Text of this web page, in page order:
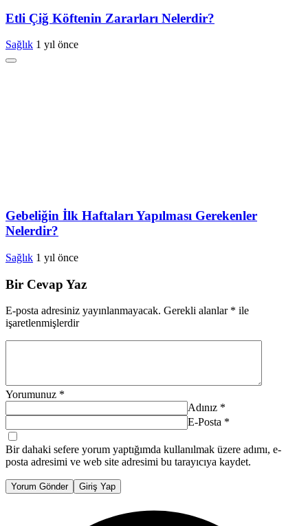
Etli Çiğ Köftenin Zararları Nelerdir?
Sağlık 1 yıl önce
Gebeliğin İlk Haftaları Yapılması Gerekenler
Nelerdir?
Sağlık 1 yıl önce
Bir Cevap Yaz
E-posta adresiniz yayınlanmayacak. Gerekli alanlar * ile
işaretlenmişlerdir
Yorumunuz *
Adınız *
E-Posta *
Bir dahaki sefere yorum yaptığımda kullanılmak üzere adımı, e-
posta adresimi ve web site adresimi bu tarayıcıya kaydet.
Yorum Gönder Giriş Yap